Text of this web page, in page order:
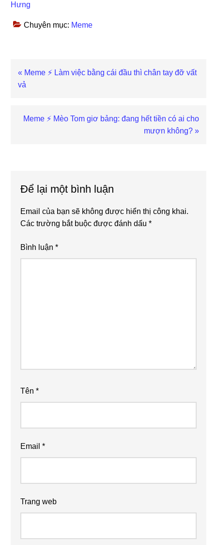
Hưng
Chuyên mục: Meme
Previous
Post:
« Meme ⚡ Làm việc bằng cái đầu thì chân tay đỡ vất
vả
Next
Meme ⚡ Mèo Tom giơ bảng: đang hết tiền có ai cho
mượn không? »
Để lại một bình luận
Email của bạn sẽ không được hiển thị công khai.
Các trường bắt buộc được đánh dấu*
Bình luận*
Tên*
Email*
Trang web